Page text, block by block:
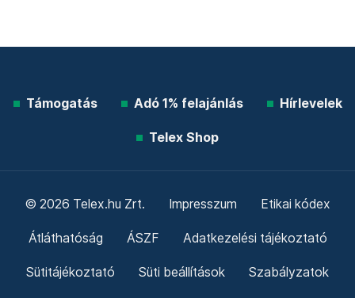
Támogatás Adó 1% felajánlás Hírlevelek
Telex Shop
© 2026 Telex.hu Zrt. Impresszum Etikai kódex
Átláthatóság ÁSZF Adatkezelési tájékoztató
Sütitájékoztató Süti beállítások Szabályzatok